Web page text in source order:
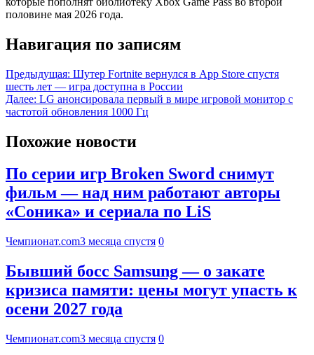
половине мая 2026 года.
Навигация по записям
Предыдущая: Шутер Fortnite вернулся в App Store спустя
шесть лет — игра доступна в России
Далее: LG анонсировала первый в мире игровой монитор с
частотой обновления 1000 Гц
Похожие новости
По серии игр Broken Sword снимут
фильм — над ним работают авторы
«Соника» и сериала по LiS
Чемпионат.com3 месяца спустя 0
Бывший босс Samsung — о закате
кризиса памяти: цены могут упасть к
осени 2027 года
Чемпионат.com3 месяца спустя 0